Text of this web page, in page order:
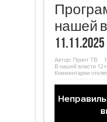
нашей
11.11.2025
Автор: Принт ТВ
В нашей власти 12+
Комментариик
нашей